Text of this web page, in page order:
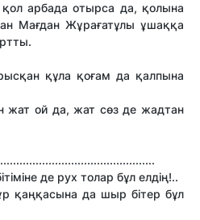
отырса да, қолына
Мағдан Жұрағатұлы ұшаққа
құла қоғам да қалпына
ой да, жат сөз де жадтан
де рух толар бұл елдің!..
да шыр бітер бұл